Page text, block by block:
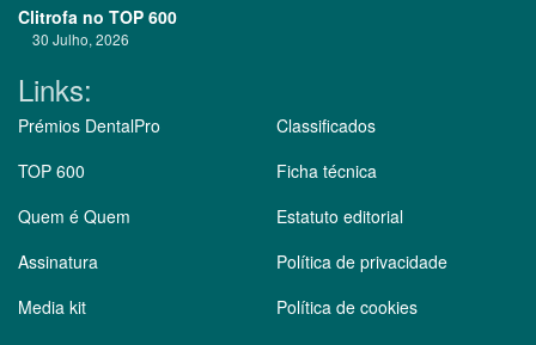
Clitrofa no TOP 600
30 Julho, 2026
Links:
Prémios DentalPro
TOP 600
Quem é Quem
Assinatura
Media kit
Classificados
Ficha técnica
Estatuto editorial
Política de privacidade
Política de cookies